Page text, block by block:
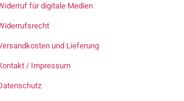
für digitale Medien
und Lieferung
/ Impressum